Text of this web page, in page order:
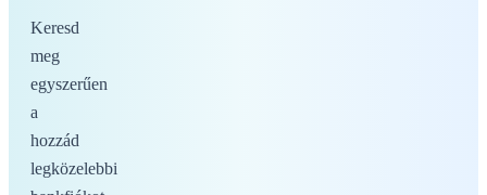
Keresd
meg
egyszerűen
a
hozzád
legközelebbi